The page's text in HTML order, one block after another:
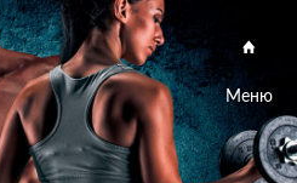
Меню